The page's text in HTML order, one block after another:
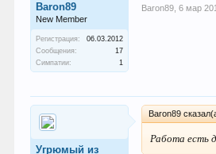
Baron89
New Member
Регистрация:
06.03.2012
Сообщения:
17
Симпатии:
1
Baron89 6 мар
Угрюмый из
Baron89
Работа есть